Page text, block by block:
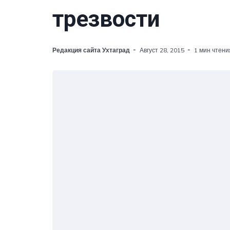
трезвости
Редакция сайта Ухтаград Август 28, 2015 1 мин